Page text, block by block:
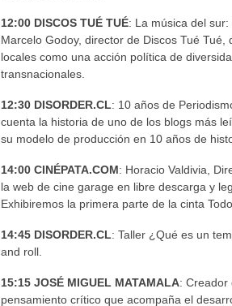
12:00 DISCOS TUÉ TUÉ: La música del
Marcelo Godoy, director de Discos Tué
locales como una acción política de
transnacionales.
12:30 DISORDER.CL: 10 años de
cuenta la historia de uno de los blogs más
su modelo de producción en 10 años de
14:00 CINÉPATA.COM: Horacio Valdivia,
la web de cine garage en libre descarga y
Exhibiremos la primera parte de la cinta
14:45 DISORDER.CL: Taller ¿Qué es un
and roll.
15:15 JOSÉ MIGUEL MATAMALA: Creador
pensamiento crítico que acompaña el